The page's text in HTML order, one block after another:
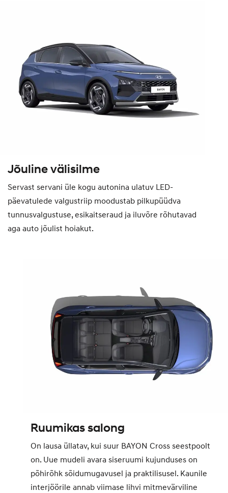
Jõuline välisilme
Servast servani üle kogu autonina ulatuv LED-
päevatulede valgustriip moodustab pilkupüüdva
tunnusvalgustuse, esikaitseraud ja iluvõre rõhutavad
aga auto jõulist hoiakut.
Ruumikas salong
On lausa üllatav, kui suur BAYON Cross seestpoolt
on. Uue mudeli avara siseruumi kujunduses on
põhirõhk sõidumugavusel ja praktilisusel. Kaunile
interjöörile annab viimase lihvi mitmevärviline